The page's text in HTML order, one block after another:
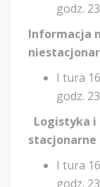
godz.
Informacja
I tura
godz.
Logistyka
stacjonarne
I tura
godz.